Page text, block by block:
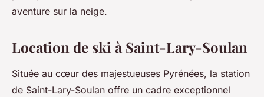
aventure sur la neige.
Location de ski à Saint-Lary-Soulan
Située au cœur des majestueuses Pyrénées, la station
de Saint-Lary-Soulan offre un cadre exceptionnel